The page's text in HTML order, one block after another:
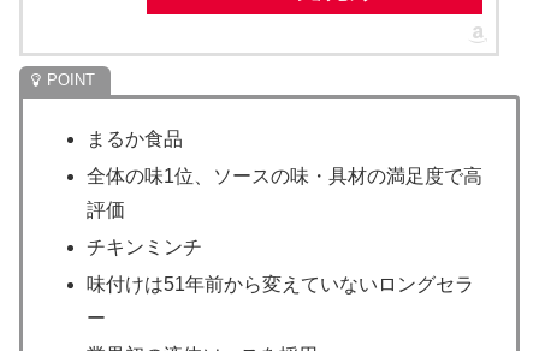
まるか食品
全体の味1位、ソースの味・具材の満足度で高
評価
チキンミンチ
味付けは51年前から変えていないロングセラ
ー